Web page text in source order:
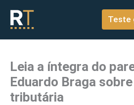
conteúdo
Teste
Leia a íntegra do
Eduardo Braga
tributária